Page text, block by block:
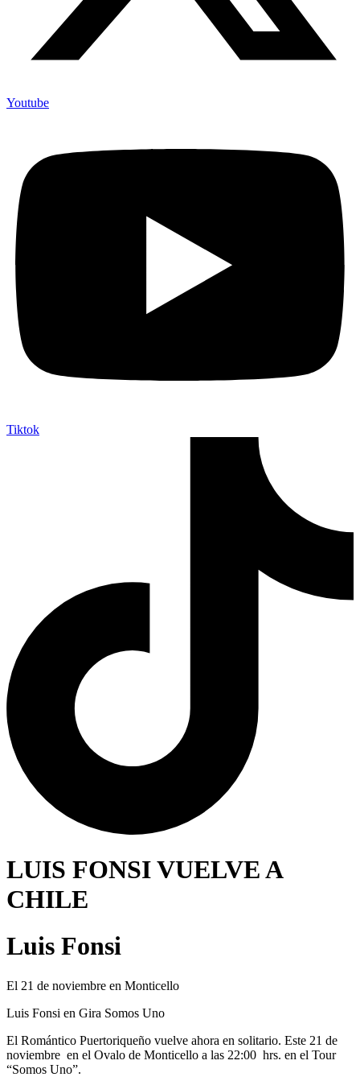
Youtube
Tiktok
LUIS FONSI VUELVE A
CHILE
Luis Fonsi
El 21 de noviembre en Monticello
Luis Fonsi en Gira Somos Uno
El Romántico Puertoriqueño vuelve ahora en solitario. Este 21 de
noviembre en el Ovalo de Monticello a las 22:00 hrs. en el Tour
“Somos Uno”.